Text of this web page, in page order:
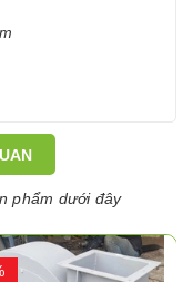
phẩm dưới đây